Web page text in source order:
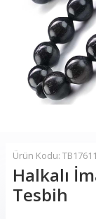
Ürün Kodu: TB17611
Halkalı
Tesbih